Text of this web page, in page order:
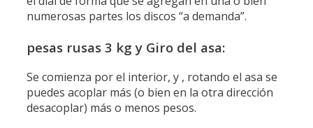
numerosas partes los discos “a demanda”.
pesas rusas 3 kg y Giro del asa:
Se comienza por el interior, y , rotando el asa se
puedes acoplar más (o bien en la otra dirección
desacoplar) más o menos pesos.